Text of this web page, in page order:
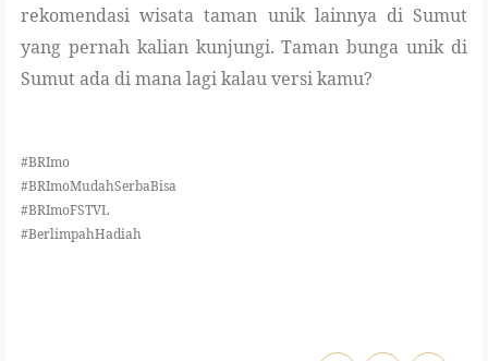
rekomendasi wisata taman unik lainnya di Sumut
yang pernah kalian kunjungi. Taman bunga unik di
Sumut ada di mana lagi kalau versi kamu?
#BRImo
#BRImoMudahSerbaBisa
#BRImoFSTVL
#BerlimpahHadiah